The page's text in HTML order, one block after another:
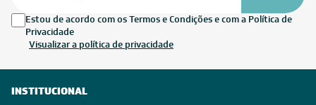
Estou de acordo com os Termos e Condições e com a Política de
Privacidade
Visualizar a política de privacidade
INSTITUCIONAL